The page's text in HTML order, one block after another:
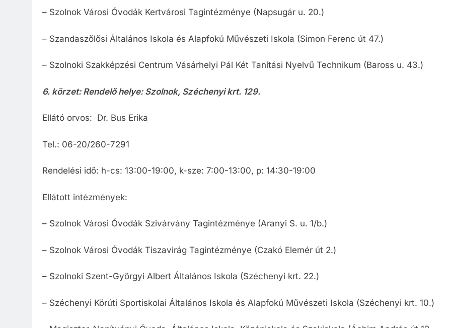
– Szolnok Városi Óvodák Kertvárosi Tagintézménye (Napsugár u. 20.)
– Szandaszőlősi Általános Iskola és Alapfokú Művészeti Iskola (Simon Ferenc út 47.)
– Szolnoki Szakképzési Centrum Vásárhelyi Pál Két Tanítási Nyelvű Technikum (Baross u. 43.)
6. körzet: Rendelő helye: Szolnok, Széchenyi krt. 129.
Ellátó orvos: Dr. Bus Erika
Tel.: 06-20/260-7291
Rendelési idő: h-cs: 13:00-19:00, k-sze: 7:00-13:00, p: 14:30-19:00
Ellátott intézmények:
– Szolnok Városi Óvodák Szivárvány Tagintézménye (Aranyi S. u. 1/b.)
– Szolnok Városi Óvodák Tiszavirág Tagintézménye (Czakó Elemér út 2.)
– Szolnoki Szent-Györgyi Albert Általános Iskola (Széchenyi krt. 22.)
– Széchenyi Körúti Sportiskolai Általános Iskola és Alapfokú Művészeti Iskola (Széchenyi krt. 10.)